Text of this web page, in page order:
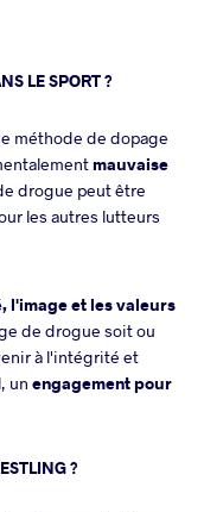
LE SPORT ?
méthode de dopage
mauvaise
drogue peut être
les autres lutteurs
l'image et les valeurs
de drogue soit ou
à l'intégrité et
un engagement pour
?